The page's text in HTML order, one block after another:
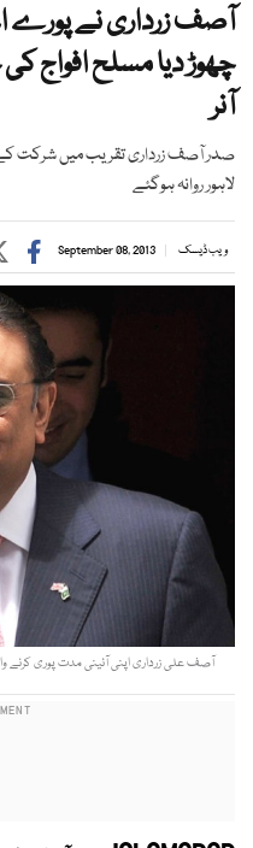
آصف زرداری نے پورے
چھوڑ دیا مسلح افواج
آنر
صدر آصف زرداری تقریب میں شرکت
لاہور روانہ ہوگئے
ویب ڈیسک September 08, 2013
آصف علی زرداری اپنی آئینی مدت پوری کرنے